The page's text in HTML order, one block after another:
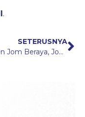
.
SETERUSNYA
Kempen Jom Beraya, Jom Menyimpan 2022